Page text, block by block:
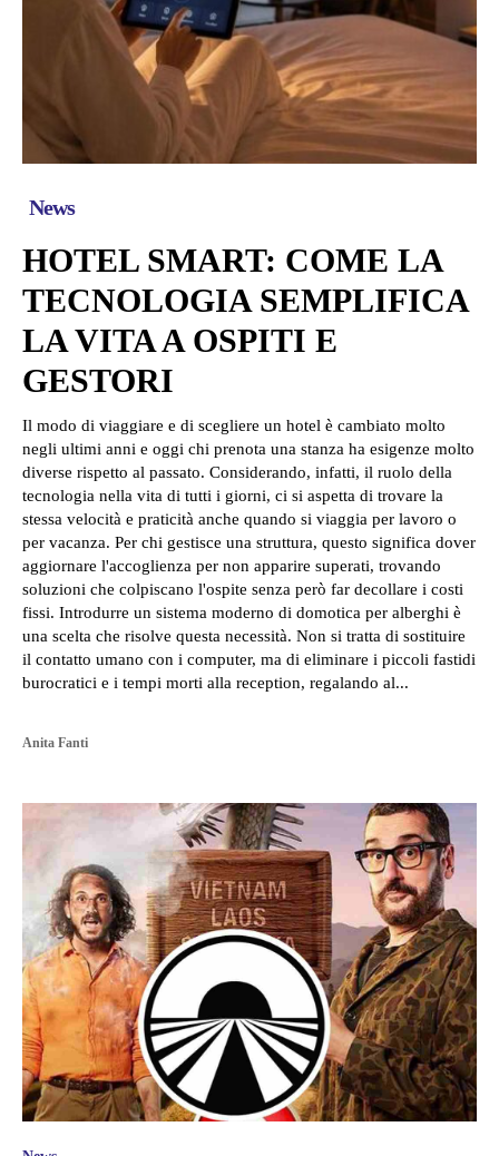
News
HOTEL SMART: COME LA
TECNOLOGIA SEMPLIFICA
LA VITA A OSPITI E
GESTORI
Il modo di viaggiare e di scegliere un hotel è cambiato molto
negli ultimi anni e oggi chi prenota una stanza ha esigenze molto
diverse rispetto al passato. Considerando, infatti, il ruolo della
tecnologia nella vita di tutti i giorni, ci si aspetta di trovare la
stessa velocità e praticità anche quando si viaggia per lavoro o
per vacanza. Per chi gestisce una struttura, questo significa dover
aggiornare l'accoglienza per non apparire superati, trovando
soluzioni che colpiscano l'ospite senza però far decollare i costi
fissi. Introdurre un sistema moderno di domotica per alberghi è
una scelta che risolve questa necessità. Non si tratta di sostituire
il contatto umano con i computer, ma di eliminare i piccoli fastidi
burocratici e i tempi morti alla reception, regalando al...
Anita Fanti